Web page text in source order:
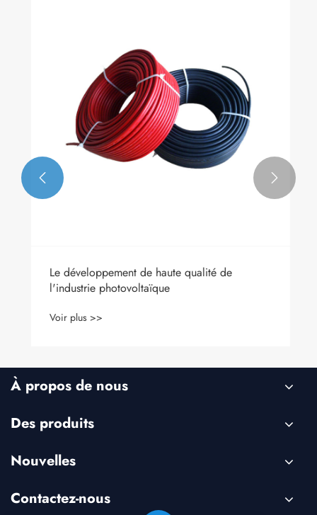
Le développement de haute qualité de
l'industrie photovoltaïque
Voir plus >>
 
À propos de nous
Des produits
Nouvelles
Contactez-nous